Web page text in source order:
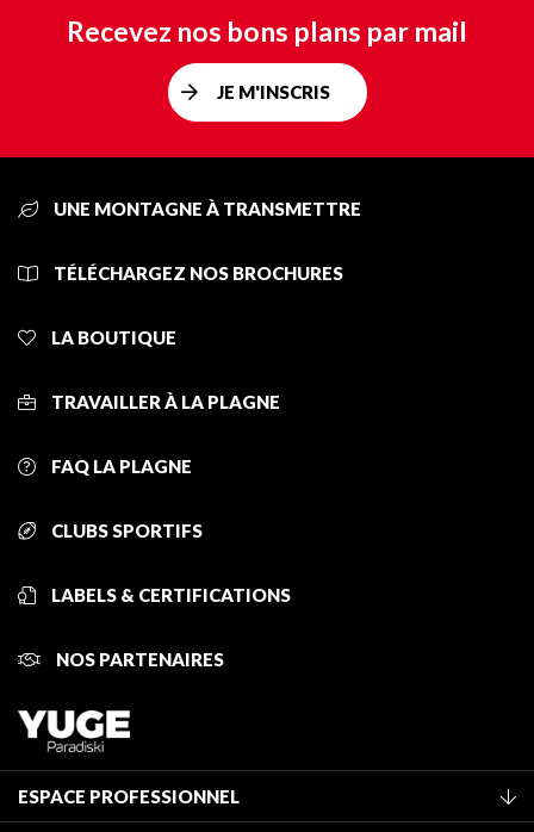
Recevez nos bons plans par mail
JE M'INSCRIS
UNE MONTAGNE À TRANSMETTRE
TÉLÉCHARGEZ NOS BROCHURES
LA BOUTIQUE
TRAVAILLER À LA PLAGNE
FAQ LA PLAGNE
CLUBS SPORTIFS
LABELS & CERTIFICATIONS
NOS PARTENAIRES
ESPACE PROFESSIONNEL